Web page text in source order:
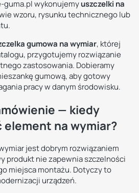
guma.pl wykonujemyuszczelki na
wzoru, rysunku technicznego lub
gumowa na wymiar, której
przygotujemy rozwiązanie
zastosowania. Dobieramy
gumową, aby gotowy
pracy w danym środowisku.
— kiedy
na wymiar?
jest dobrym rozwiązaniem
produkt nie zapewnia szczelności
miejsca montażu. Dotyczy to
urządzeń.